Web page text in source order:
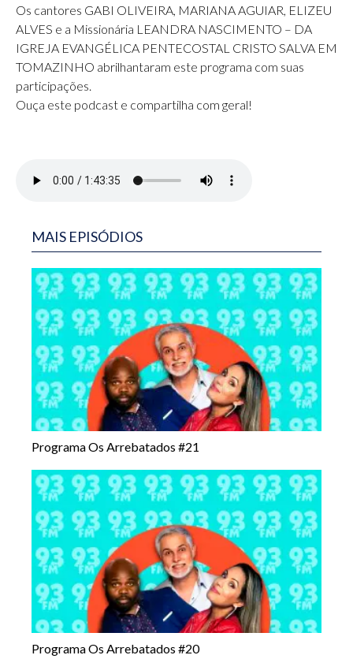
Os cantores GABI OLIVEIRA, MARIANA AGUIAR, ELIZEU
ALVES e a Missionária LEANDRA NASCIMENTO – DA
IGREJA EVANGÉLICA PENTECOSTAL CRISTO SALVA EM
TOMAZINHO abrilhantaram este programa com suas
participações.
Ouça este podcast e compartilha com geral!
MAIS EPISÓDIOS
Programa Os Arrebatados #21
Programa Os Arrebatados #20